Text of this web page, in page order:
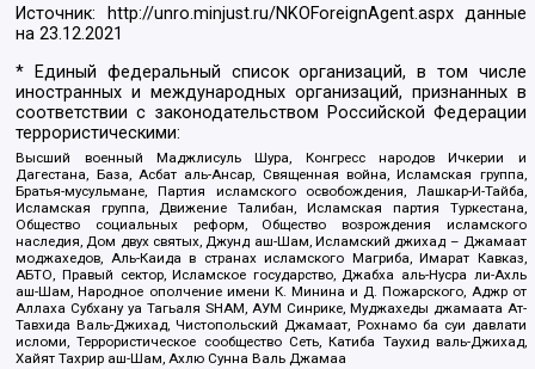
Источник: http://unro.minjust.ru/NKOForeignAgent.aspxданные
на23.12.2021
* Единый федеральный список организаций, в том числе
иностранных и международных организаций, признанных в
соответствии с законодательством Российской Федерации
террористическими:
Высший военный Маджлисуль Шура, Конгресс народов Ичкерии и
Дагестана, База, Асбат аль-Ансар, Священная война, Исламская группа,
Братья-мусульмане, Партия исламского освобождения, Лашкар-И-Тайба,
Исламская группа, Движение Талибан, Исламская партия Туркестана,
Общество социальных реформ, Общество возрождения исламского
наследия, Дом двух святых, Джунд аш-Шам, Исламский джихад – Джамаат
моджахедов, Аль-Каида в странах исламского Магриба, Имарат Кавказ,
АБТО, Правый сектор, Исламское государство, Джабха аль-Нусра ли-Ахль
аш-Шам, Народное ополчение имени К. Минина и Д. Пожарского, Аджр от
Аллаха Субхану уа Тагьаля SHAM, АУМ Синрике, Муджахеды джамаата Ат-
Тавхида Валь-Джихад, Чистопольский Джамаат, Рохнамо ба суи давлати
исломи, Террористическое сообщество Сеть, Катиба Таухид валь-Джихад,
Хайят Тахрир аш-Шам, Ахлю Сунна Валь Джамаа